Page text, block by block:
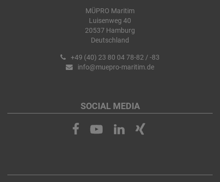
MÜPRO Maritim
Luisenweg 40
20537 Hamburg
Deutschland
+49 (40) 23 80 04 78-82 / -83
info@muepro-maritim.de
SOCIAL MEDIA